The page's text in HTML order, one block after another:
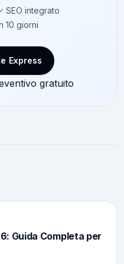
SEO integrato
10 giorni
Express
gratuito
Guida Completa per